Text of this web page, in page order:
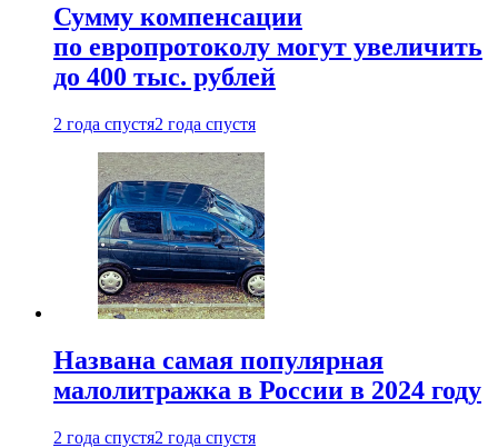
Сумму компенсации
по европротоколу могут увеличить
до 400 тыс. рублей
2 года спустя2 года спустя
Названа самая популярная
малолитражка в России в 2024 году
2 года спустя2 года спустя